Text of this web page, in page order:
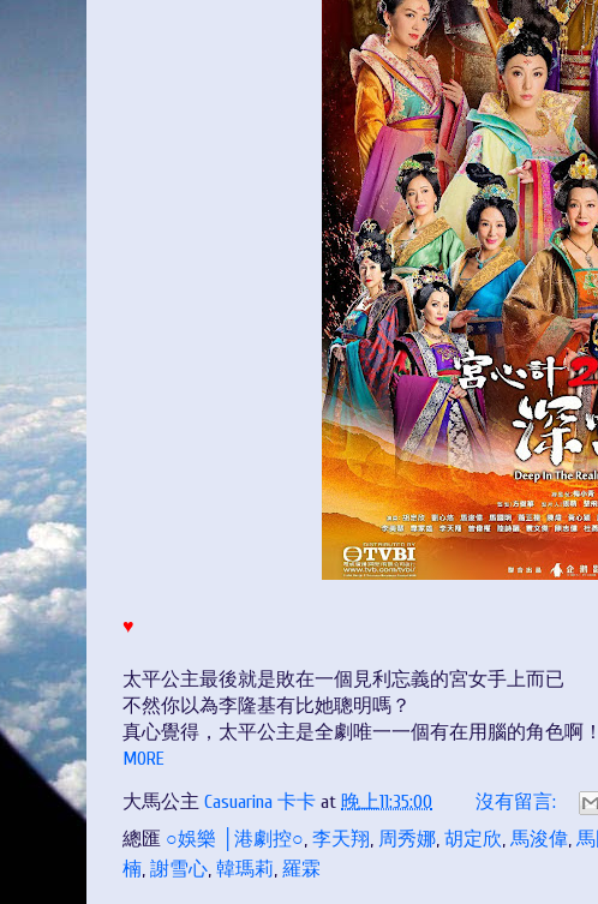
♥
太平公主最後就是敗在一個見利忘義的宮女手上而已
不然你以為李隆基有比她聰明嗎？
真心覺得，太平公主是全劇唯一一個有在用腦的角色啊！
MORE
大馬公主 Casuarina 卡卡 at 晚上11:35:00
沒有留言:
總匯 ○娛樂 │港劇控○, 李天翔, 周秀娜, 胡定欣, 馬浚偉,
楠, 謝雪心, 韓瑪莉, 羅霖